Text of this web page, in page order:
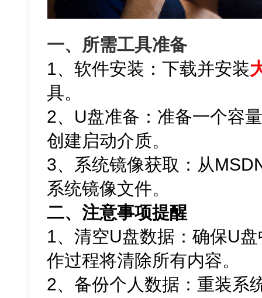
一、所需工具准备
1、软件安装：下载并安装
具。
2、U盘准备：准备一个容
创建启动介质。
3、系统镜像获取：从
系统镜像文件。
二、注意事项提醒
1、清空U盘数据：确保U
作过程将清除所有内容。
2、备份个人数据：重装系